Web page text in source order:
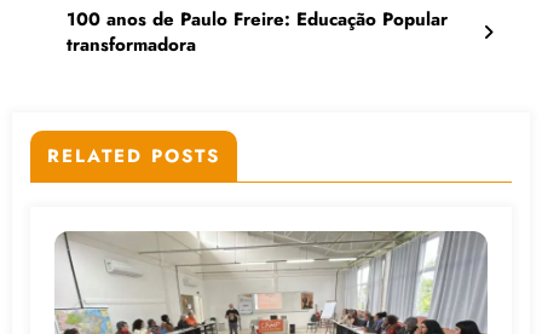
100 anos de Paulo Freire: Educação Popular
transformadora
RELATED POSTS